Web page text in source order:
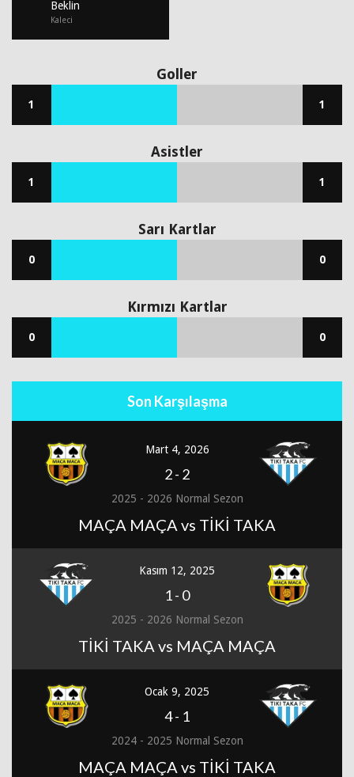
Beklin
Kaleci
Goller
1 1
Asistler
1 1
Sarı Kartlar
0 0
Kırmızı Kartlar
0 0
Son Karşılaşma
Mart 4, 2026
2- 2
2025 - 2026 Normal Sezon
MAÇA MAÇA vs TİKİ TAKA
Kasım 12, 2025
1- 0
2025 - 2026 Normal Sezon
TİKİ TAKA vs MAÇA MAÇA
Ocak 9, 2025
4- 1
2024 - 2025 Normal Sezon
MAÇA MAÇA vs TİKİ TAKA